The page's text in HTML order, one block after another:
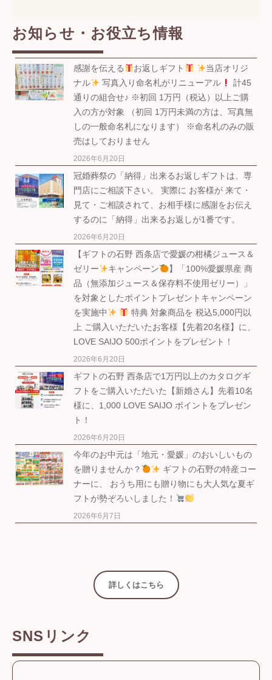
お知らせ・お役立ち情報
感謝を伝える お返しギフト
当店オリジ
ナル
写真入り命名札がリニューアル
計45
通りの組合せ♪ ※初回 1万円（税込）以上ご購
入の方が対象 （初回 1万円未満の方は、写真無
しの一般命名札になります） ※命名札のみの販
売はしておりません
2026年6月20日
冠婚葬祭の「納得」出来るお返しギフトは、専
門店にご相談下さい。 実際に お客様が 来て・
見て・ご相談されて、お相手様に感謝をお伝え
するのに「納得」出来るお返しが1番です。
2026年6月20日
【ギフトの石野 西条店で愛媛の柑橘ジュース＆
ゼリー
キャンペーン
】「100%愛媛県産 商
品（無添加ジュース＆保存料不使用ゼリー）」
を対象としたポイントプレゼントキャンペーン
を実施中
特典 対象商品を 税込5,000円以
上 ご購入いただいたお客様【先着20名様】に、
LOVE SAIJO 500ポイントをプレゼント！
2026年6月20日
ギフトの石野 西条店で1万円以上のカタログギ
フトをご購入いただいた【新婚さん】先着10名
様に、1,000 LOVE SAIJO ポイントをプレゼン
ト！
2026年6月20日
今年のお中元は「地元・愛媛」のおいしいもの
を贈りませんか？
ギフトの石野の特産コー
ナーに、 おうち用にも贈り物にも大人気な夏ギ
フトが勢ぞろいしました！
2026年6月7日
詳しくはこちら
SNSリンク